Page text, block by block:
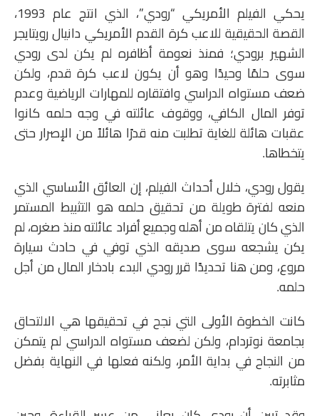
يحكي الفيلم الأمريكي “رودي”، الذي انتج عام 1993،
القصة الحقيقية للاعب كرة القدم الأمريكي دانيال رويتايجر
الشهير برودي؛ فمنذ نعومة أظافره لم يكن لدى رودي
سوى حلمًا وحيدًا وهو أن يكون لاعب كرة قدم، ولكن
ضعف مستواه الدراسي وافتقاره للمهارات الرياضية وعدم
توفر المال الكافي، ووقوف عائلته في وجه حلمه كانوا
عقبات هائلة للغاية تطلبت منه قدرًا هائلاً من الإصرار حتى
يتخطاها.
يقول رودي، خلال أحداث الفيلم، إن العائق الأساسي الذي
منعه لفترة طويلة من تحقيق حلمه هو التثبيط المستمر
الذي كان يتلقاه من أهله وجميع أفراد عائلته منذ صغره، لم
يكن يشجعه سوى صديقه الذي توفي في حادث سيارة
مروع، ومن هنا تحديدًا قرر رودي البدء بادخار المال من أجل
حلمه.
كانت الخطوة الأولى التي نجح في تحقيقها هي الالتحاق
بجامعة نوتردام، ولكن لضعف مستواه الدراسي لم يتمكن
من النجاح في بداية الأمر، ولكنه فعلها في النهاية بفضل
مثابرته.